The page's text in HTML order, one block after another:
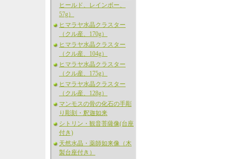
ヒールド、レインボー、
57g）
ヒマラヤ水晶クラスター
（クル産、170g）
ヒマラヤ水晶クラスター
（クル産、104g）
ヒマラヤ水晶クラスター
（クル産、175g）
ヒマラヤ水晶クラスター
（クル産、128g）
マンモスの骨の化石の手彫
り彫刻・釈迦如来
シトリン・観音菩薩像(台座
付き)
天然水晶・薬師如来像（木
製台座付き）